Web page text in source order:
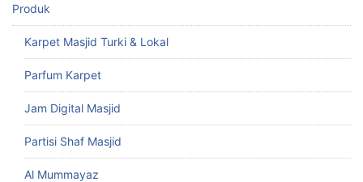
Produk
Karpet Masjid Turki & Lokal
Parfum Karpet
Jam Digital Masjid
Partisi Shaf Masjid
Al Mummayaz